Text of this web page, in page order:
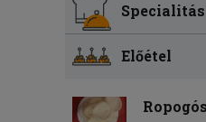
Specialitás
Előétel